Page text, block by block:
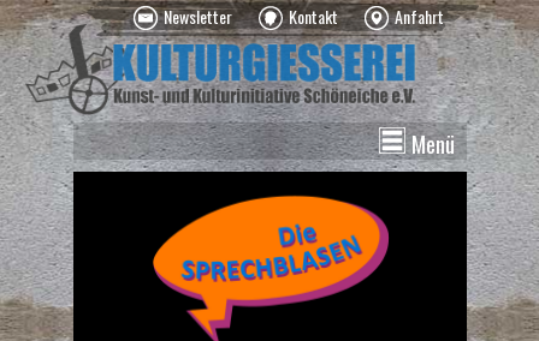
Newsletter Kontakt Anfahrt
Menü
News
Veranstaltungen
Vermietung